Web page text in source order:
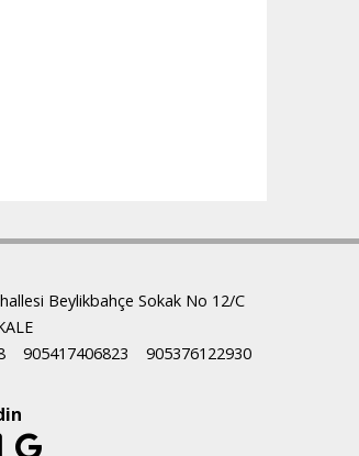
Beylikbahçe Sokak No 12/C
905417406823 905376122930